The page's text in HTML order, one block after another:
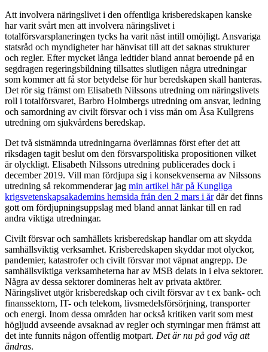
Att involvera näringslivet i den offentliga krisberedskapen kanske
har varit svårt men att involvera näringslivet i
totalförsvarsplaneringen tycks ha varit näst intill omöjligt. Ansvariga
statsråd och myndigheter har hänvisat till att det saknas strukturer
och regler. Efter mycket långa ledtider bland annat beroende på en
segdragen regeringsbildning tillsattes slutligen några utredningar
som kommer att få stor betydelse för hur beredskapen skall hanteras.
Det rör sig främst om Elisabeth Nilssons utredning om näringslivets
roll i totalförsvaret, Barbro Holmbergs utredning om ansvar, ledning
och samordning av civilt försvar och i viss mån om Åsa Kullgrens
utredning om sjukvårdens beredskap.
Det två sistnämnda utredningarna överlämnas först efter det att
riksdagen tagit beslut om den försvarspolitiska propositionen vilket
är olyckligt. Elisabeth Nilssons utredning publicerades dock i
december 2019. Vill man fördjupa sig i konsekvenserna av Nilssons
utredning så rekommenderar jag min artikel här på Kungliga
krigsvetenskapsakademins hemsida från den 2 mars i årdär det finns
gott om fördjupningsuppslag med bland annat länkar till en rad
andra viktiga utredningar.
Civilt försvar och samhällets krisberedskap handlar om att skydda
samhällsviktig verksamhet. Krisberedskapen skyddar mot olyckor,
pandemier, katastrofer och civilt försvar mot väpnat angrepp. De
samhällsviktiga verksamheterna har av MSB delats in i elva sektorer.
Några av dessa sektorer domineras helt av privata aktörer.
Näringslivet utgör krisberedskap och civilt försvar av t ex bank- och
finanssektorn, IT- och telekom, livsmedelsförsörjning, transporter
och energi. Inom dessa områden har också kritiken varit som mest
högljudd avseende avsaknad av regler och styrningar men främst att
det inte funnits någon offentlig motpart. Det är nu på god väg att
ändras.